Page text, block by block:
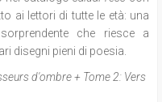
ai lettori di tutte le età: una
che riesce a
disegni pieni di poesia.
d'ombre + Tome 2: Vers